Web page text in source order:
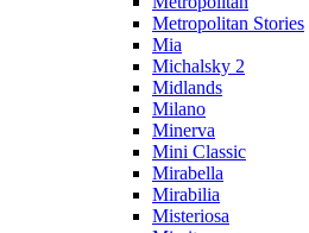
Metropolitan Stories
Mia
Michalsky 2
Midlands
Milano
Minerva
Mini Classic
Mirabella
Mirabilia
Misteriosa